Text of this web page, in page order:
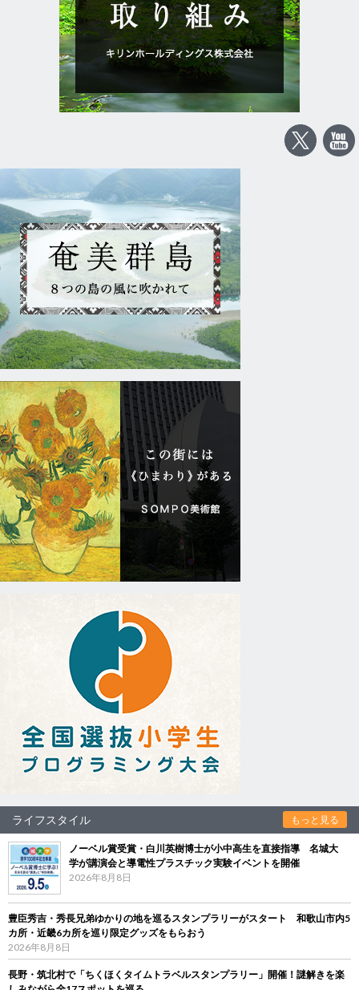
ライフスタイル もっと見る
ノーベル賞受賞・白川英樹博士が小中高生を直接指導 名城大
学が講演会と導電性プラスチック実験イベントを開催
2026年8月8日
豊臣秀吉・秀長兄弟ゆかりの地を巡るスタンプラリーがスタート 和歌山市内5
カ所・近畿6カ所を巡り限定グッズをもらおう
2026年8月8日
長野・筑北村で「ちくほくタイムトラベルスタンプラリー」開催！謎解きを楽